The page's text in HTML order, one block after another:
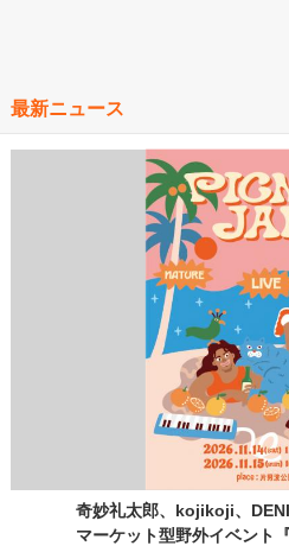
最新ニュース
奇妙礼太郎、kojikoji、
マーケット型野外イベント